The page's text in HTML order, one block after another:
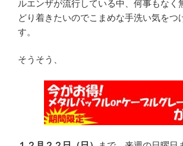
ルエンザが流行している中、何事もなく
どり着きたいのでこまめな手洗い気をつ
す。
そうそう、